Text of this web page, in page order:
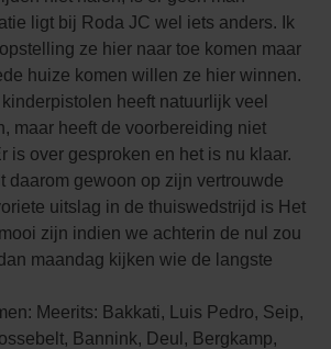
ligt bij Roda JC wel iets anders. Ik
ze hier naar toe komen maar
huize komen willen ze hier winnen.
heeft natuurlijk veel
maar heeft de voorbereiding niet
is over gesproken en het is nu klaar.
daarom gewoon op zijn vertrouwde
uitslag in de thuiswedstrijd is Het
zijn indien we achterin de nul zou
maandag kijken wie de langste
Meerits: Bakkati, Luis Pedro, Seip,
Bannink, Deul, Bergkamp,